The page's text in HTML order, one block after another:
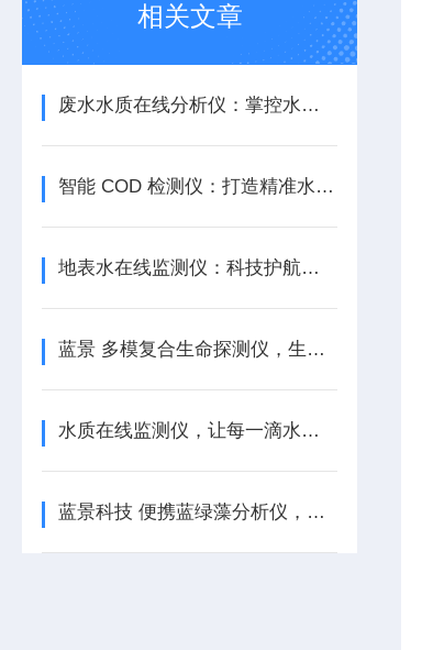
相关文章
废水水质在线分析仪：掌控水污染的智慧法宝
智能 COD 检测仪：打造精准水质监测 蓝景科技
地表水在线监测仪：科技护航，水润大地
蓝景 多模复合生命探测仪，生命救援的智慧之选
水质在线监测仪，让每一滴水都清晰可见
蓝景科技 便携蓝绿藻分析仪，集精准与多功能于一身